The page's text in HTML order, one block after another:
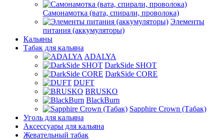
Самонамотка (вата, спирали, проволока)
Элементы
питания (аккумуляторы)
Кальяны
Табак для кальяна
ADALYA
DarkSide SHOT
DarkSide CORE
DUFT
BRUSKO
BlackBurn
Sapphire Crown (Табак)
Уголь для кальяна
Аксессуары для кальяна
Жевательный табак